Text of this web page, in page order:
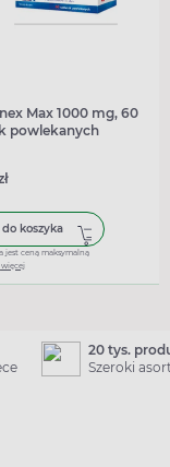
Max 1000 mg, 60
powlekanych
koszyka
jest ceną maksymalną
20 tys.
Szeroki